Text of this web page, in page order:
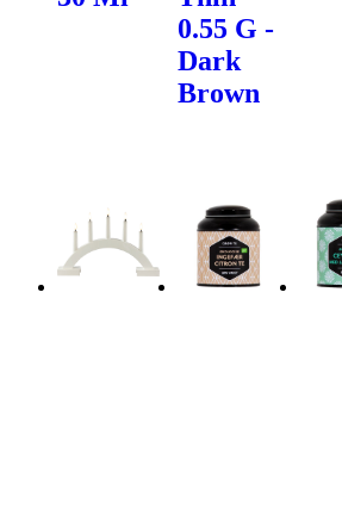
0.55 G -
Dark
Brown